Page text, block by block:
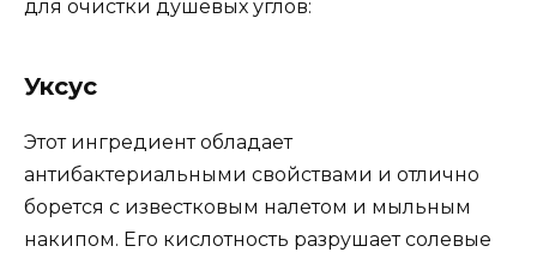
для очистки душевых углов:
Уксус
Этот ингредиент обладает
антибактериальными свойствами и отлично
борется с известковым налетом и мыльным
накипом. Его кислотность разрушает солевые